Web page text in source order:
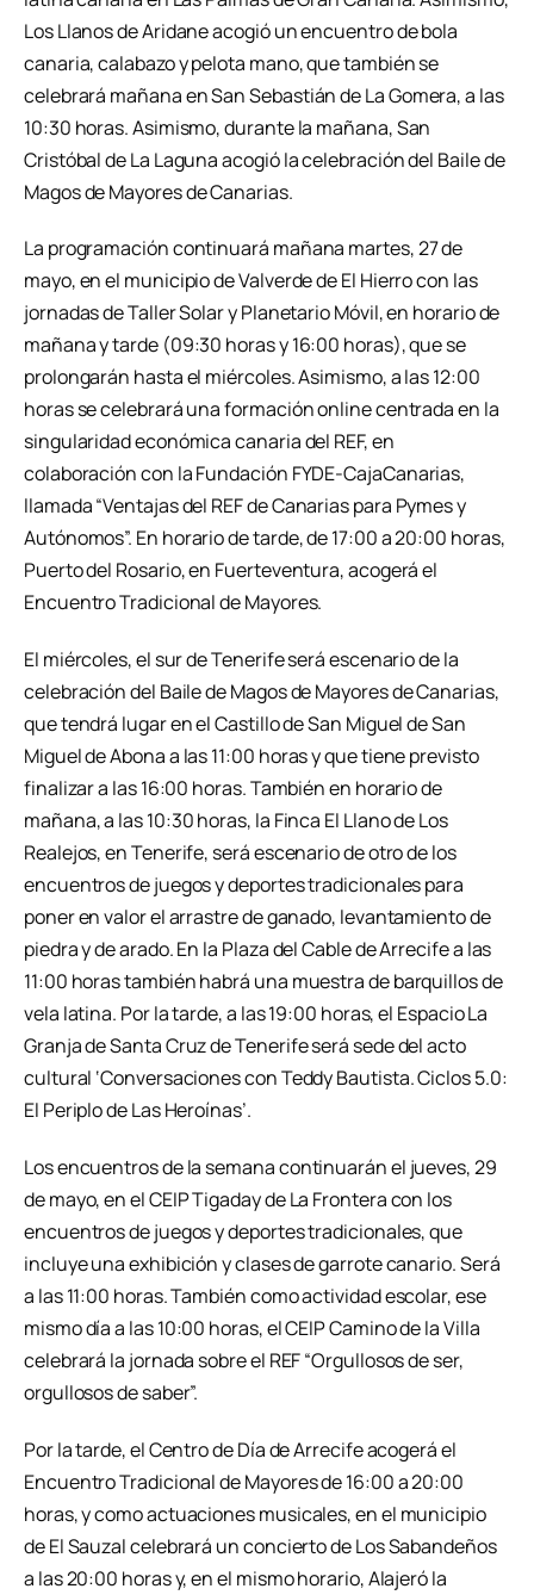
Los Llanos de Aridane acogió un encuentro de bola
canaria, calabazo y pelota mano, que también se
celebrará mañana en San Sebastián de La Gomera, a las
10:30 horas. Asimismo, durante la mañana, San
Cristóbal de La Laguna acogió la celebración del Baile de
Magos de Mayores de Canarias.
La programación continuará mañana martes, 27 de
mayo, en el municipio de Valverde de El Hierro con las
jornadas de Taller Solar y Planetario Móvil, en horario de
mañana y tarde (09:30 horas y 16:00 horas), que se
prolongarán hasta el miércoles. Asimismo, a las 12:00
horas se celebrará una formación online centrada en la
singularidad económica canaria del REF, en
colaboración con la Fundación FYDE-CajaCanarias,
llamada “Ventajas del REF de Canarias para Pymes y
Autónomos”. En horario de tarde, de 17:00 a 20:00 horas,
Puerto del Rosario, en Fuerteventura, acogerá el
Encuentro Tradicional de Mayores.
El miércoles, el sur de Tenerife será escenario de la
celebración del Baile de Magos de Mayores de Canarias,
que tendrá lugar en el Castillo de San Miguel de San
Miguel de Abona a las 11:00 horas y que tiene previsto
finalizar a las 16:00 horas. También en horario de
mañana, a las 10:30 horas, la Finca El Llano de Los
Realejos, en Tenerife, será escenario de otro de los
encuentros de juegos y deportes tradicionales para
poner en valor el arrastre de ganado, levantamiento de
piedra y de arado. En la Plaza del Cable de Arrecife a las
11:00 horas también habrá una muestra de barquillos de
vela latina. Por la tarde, a las 19:00 horas, el Espacio La
Granja de Santa Cruz de Tenerife será sede del acto
cultural ‘Conversaciones con Teddy Bautista. Ciclos 5.0:
El Periplo de Las Heroínas’.
Los encuentros de la semana continuarán el jueves, 29
de mayo, en el CEIP Tigaday de La Frontera con los
encuentros de juegos y deportes tradicionales, que
incluye una exhibición y clases de garrote canario. Será
a las 11:00 horas. También como actividad escolar, ese
mismo día a las 10:00 horas, el CEIP Camino de la Villa
celebrará la jornada sobre el REF “Orgullosos de ser,
orgullosos de saber”.
Por la tarde, el Centro de Día de Arrecife acogerá el
Encuentro Tradicional de Mayores de 16:00 a 20:00
horas, y como actuaciones musicales, en el municipio
de El Sauzal celebrará un concierto de Los Sabandeños
a las 20:00 horas y, en el mismo horario, Alajeró la